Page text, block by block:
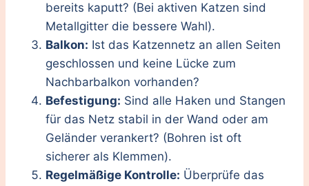
bereits kaputt? (Bei aktiven Katzen sind
Metallgitter die bessere Wahl).
Balkon: Ist das Katzennetz an allen Seiten
geschlossen und keine Lücke zum
Nachbarbalkon vorhanden?
Befestigung: Sind alle Haken und Stangen
für das Netz stabil in der Wand oder am
Geländer verankert? (Bohren ist oft
sicherer als Klemmen).
Regelmäßige Kontrolle: Überprüfe das